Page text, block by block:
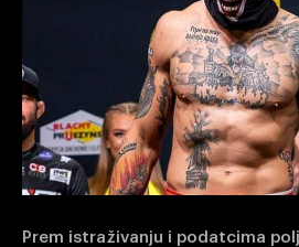
Prem istraživanju i podatcima